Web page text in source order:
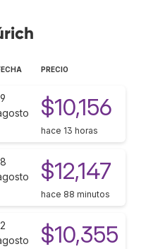
PRECIO
$10,156
hace 13 horas
$12,147
hace 88 minutos
$10,355